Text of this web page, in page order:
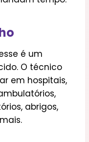
é um
O técnico
em hospitais,
abrigos,